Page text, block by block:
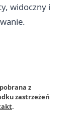
widoczny i
z
zastrzeżeń
.